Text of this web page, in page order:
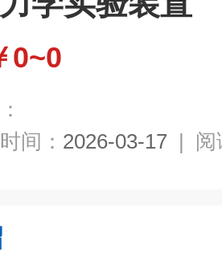
0~0
间： 2026-03-17 | 阅